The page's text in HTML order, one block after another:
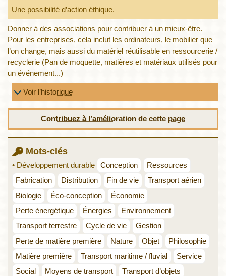
Une possibilité d’action éthique.
Donner à des associations pour contribuer à un mieux-être.
Pour les entreprises, cela inclut les ordinateurs, le mobilier que
l’on change, mais aussi du matériel réutilisable en ressourcerie /
recyclerie (Pan de moquette, matières et matériaux utilisés pour
un événement...)
Voir l’historique
Contribuez à l’amélioration de cette page
Mots-clés
• Développement durable Conception
Ressources
Fabrication
Distribution Fin de vie
Transport aérien
Biologie
Éco-conception
Économie
Perte énergétique
Énergies
Environnement
Transport terrestre
Cycle de vie
Gestion
Perte de matière première
Nature Objet
Philosophie
Matière première
Transport maritime / fluvial
Service
Social
Moyens de transport
Transport d’objets